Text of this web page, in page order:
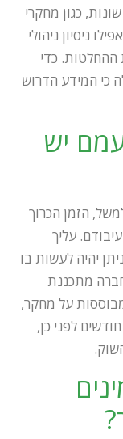
כגון מחקרי
ניסיון ניהולי
ההחלטות. כדי
כי המידע הדרוש
יש
הזמן הכרוך
עליך
יהיה לעשות בו
מתכננת
על מחקר,
לפני כן,